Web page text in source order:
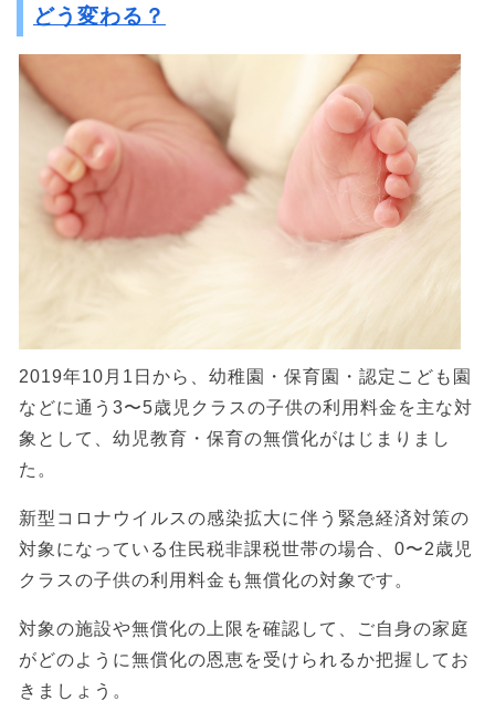
どう変わる？
2019年10月1日から、幼稚園・保育園・認定こども園
などに通う3〜5歳児クラスの子供の利用料金を主な対
象として、幼児教育・保育の無償化がはじまりまし
た。
新型コロナウイルスの感染拡大に伴う緊急経済対策の
対象になっている住民税非課税世帯の場合、0〜2歳児
クラスの子供の利用料金も無償化の対象です。
対象の施設や無償化の上限を確認して、ご自身の家庭
がどのように無償化の恩恵を受けられるか把握してお
きましょう。